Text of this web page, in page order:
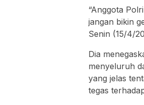
“Anggota
jangan bikin
Senin (15/4/
Dia
menyeluruh
yang jelas
tegas